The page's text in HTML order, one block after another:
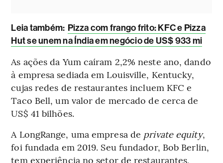
Leia também: Pizza com frango frito: KFC e Pizza
Hut se unem na Índia em negócio de US$ 933 mi
As ações da Yum caíram 2,2% neste ano, dando
à empresa sediada em Louisville, Kentucky,
cujas redes de restaurantes incluem KFC e
Taco Bell, um valor de mercado de cerca de
US$ 41 bilhões.
A LongRange, uma empresa de private equity,
foi fundada em 2019. Seu fundador, Bob Berlin,
tem experiência no setor de restaurantes,